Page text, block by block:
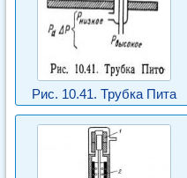
Рис. 10.41. Трубка Пита